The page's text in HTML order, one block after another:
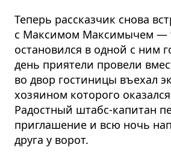
Теперь рассказчик снова
с Максимом Максимычем —
остановился в одной с ним
день приятели провели
во двор гостиницы въехал
хозяином которого
Радостный штабс-капитан
приглашение и всю ночь
друга у ворот.